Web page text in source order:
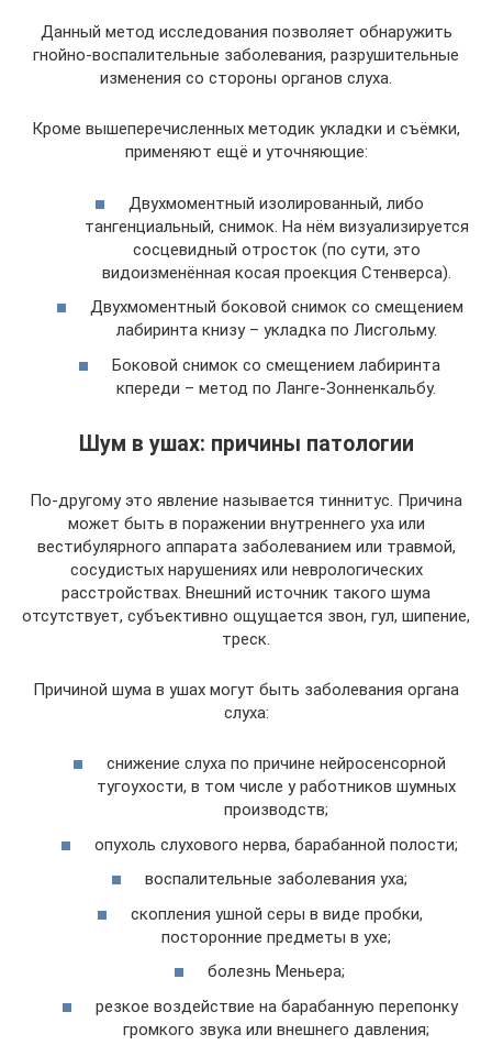
Данный метод исследования позволяет обнаружить
гнойно-воспалительные заболевания, разрушительные
изменения со стороны органов слуха.
Кроме вышеперечисленных методик укладки и съёмки,
применяют ещё и уточняющие:
Двухмоментный изолированный, либо
тангенциальный, снимок. На нём визуализируется
сосцевидный отросток (по сути, это
видоизменённая косая проекция Стенверса).
Двухмоментный боковой снимок со смещением
лабиринта книзу – укладка по Лисгольму.
Боковой снимок со смещением лабиринта
кпереди – метод по Ланге-Зонненкальбу.
Шум в ушах: причины патологии
По-другому это явление называется тиннитус. Причина
может быть в поражении внутреннего уха или
вестибулярного аппарата заболеванием или травмой,
сосудистых нарушениях или неврологических
расстройствах. Внешний источник такого шума
отсутствует, субъективно ощущается звон, гул, шипение,
треск.
Причиной шума в ушах могут быть заболевания органа
слуха:
снижение слуха по причине нейросенсорной
тугоухости, в том числе у работников шумных
производств;
опухоль слухового нерва, барабанной полости;
воспалительные заболевания уха;
скопления ушной серы в виде пробки,
посторонние предметы в ухе;
болезнь Меньера;
резкое воздействие на барабанную перепонку
громкого звука или внешнего давления;